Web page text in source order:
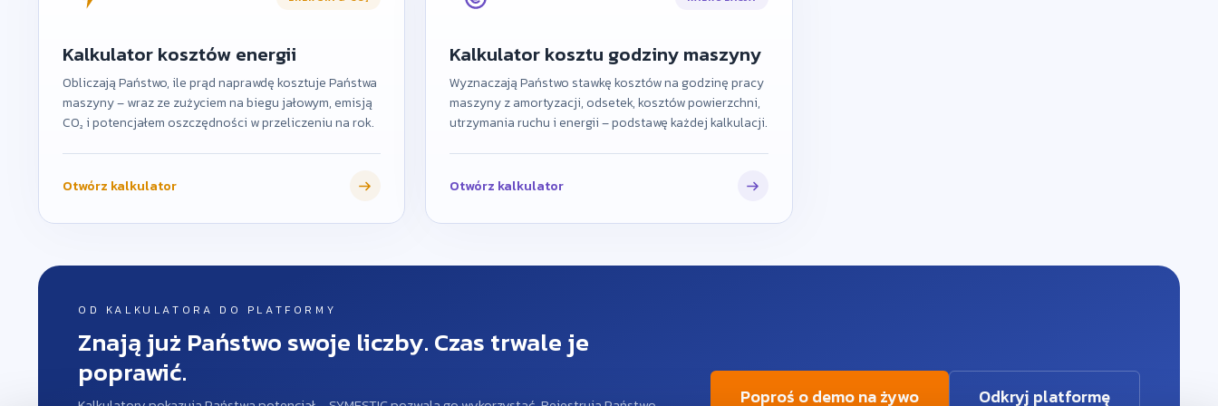
Kalkulator kosztów energii
Obliczają Państwo, ile prąd naprawdę kosztuje Państwa
maszyny – wraz ze zużyciem na biegu jałowym, emisją
CO₂ i potencjałem oszczędności w przeliczeniu na rok.
Otwórz kalkulator
Kalkulator kosztu godziny maszyny
Wyznaczają Państwo stawkę kosztów na godzinę pracy
maszyny z amortyzacji, odsetek, kosztów powierzchni,
utrzymania ruchu i energii – podstawę każdej kalkulacji.
Otwórz kalkulator
OD KALKULATORA DO PLATFORMY
Znają już Państwo swoje liczby. Czas trwale je
poprawić.
Poproś o demo na żywo Odkryj platformę